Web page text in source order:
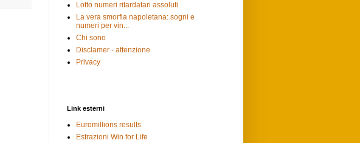
Lotto numeri ritardatari assoluti
La vera smorfia napoletana: sogni e
numeri per vin...
Chi sono
Disclamer - attenzione
Privacy
Link esterni
Euromillions results
Estrazioni Win for Life